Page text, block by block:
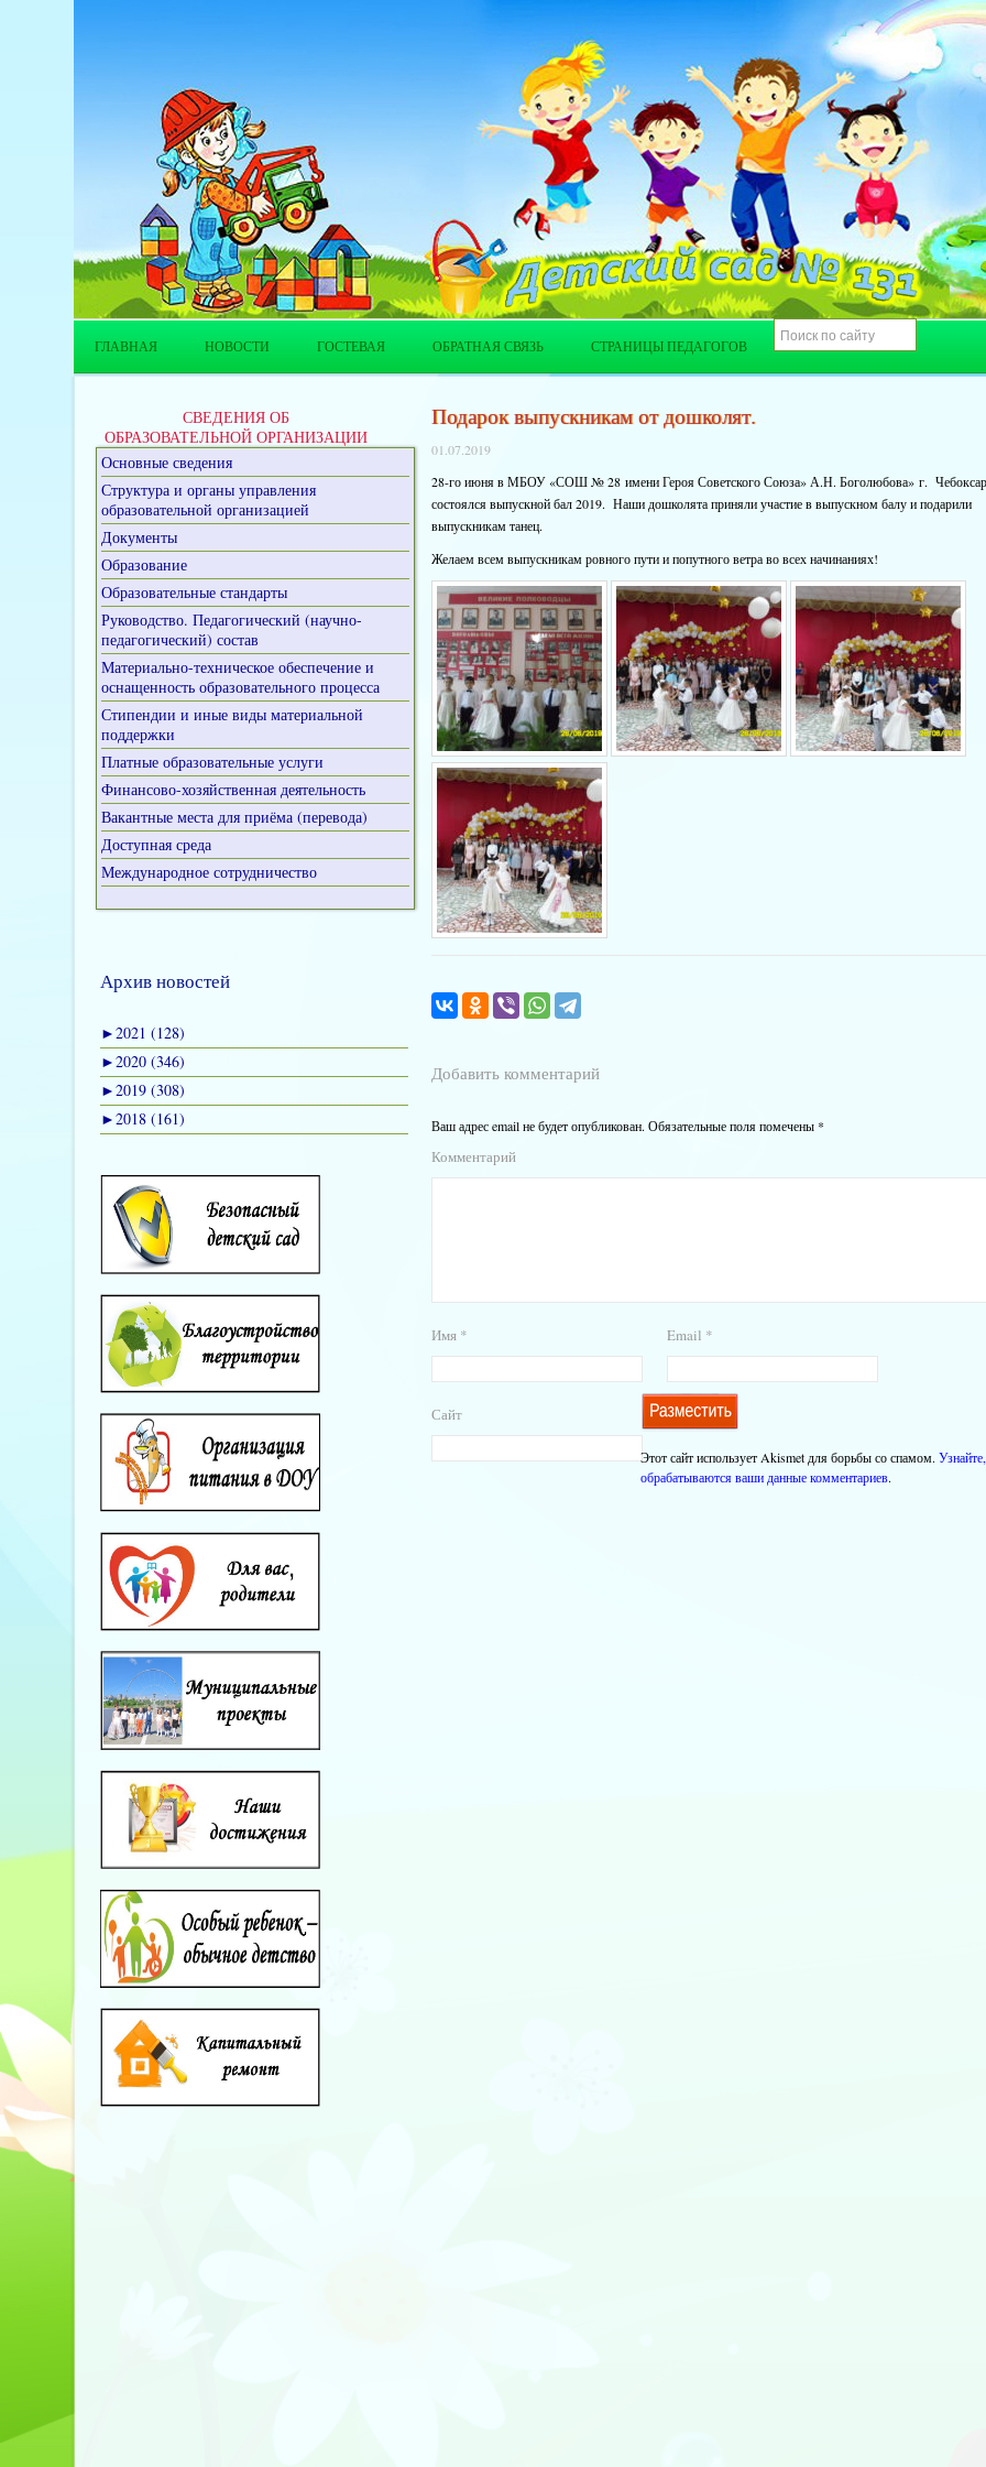
ГЛАВНАЯ НОВОСТИ ГОСТЕВАЯ ОБРАТНАЯ СВЯЗЬ СТРАНИЦЫ ПЕДАГОГОВ
СВЕДЕНИЯ ОБ
ОБРАЗОВАТЕЛЬНОЙ ОРГАНИЗАЦИИ
Основные сведения
Структура и органы управления
образовательной организацией
Документы
Образование
Образовательные стандарты
Руководство. Педагогический (научно-
педагогический) состав
Материально-техническое обеспечение и
оснащенность образовательного процесса
Стипендии и иные виды материальной
поддержки
Платные образовательные услуги
Финансово-хозяйственная деятельность
Вакантные места для приёма (перевода)
Доступная среда
Международное сотрудничество
Архив новостей
►2021 (128)
►2020 (346)
►2019 (308)
►2018 (161)
Подарок выпускникам от дошколят.
01.07.2019
28-го июня в МБОУ «СОШ № 28 имени Героя Советского Союза» А.Н. Боголюбова» г.
состоялся выпускной бал 2019. Наши дошколята приняли участие в выпускном балу и подарили
выпускникам танец.
Желаем всем выпускникам ровного пути и попутного ветра во всех начинаниях!
Добавить комментарий
Ваш адрес email не будет опубликован. Обязательные поля помечены *
Комментарий
Имя * Email *
Сайт
Этот сайт использует Akismet для борьбы со спамом.
обрабатываются ваши данные комментариев.